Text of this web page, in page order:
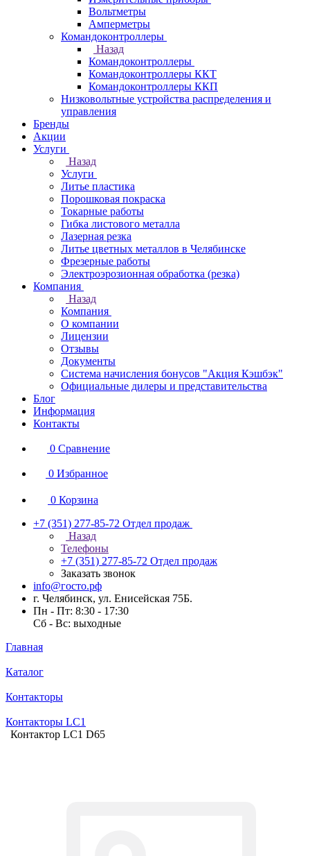
Вольтметры
Амперметры
Командоконтроллеры
Назад
Командоконтроллеры
Командоконтроллеры ККТ
Командоконтроллеры ККП
Низковольтные устройства распределения и
управления
Бренды
Акции
Услуги
Назад
Услуги
Литье пластика
Порошковая покраска
Токарные работы
Гибка листового металла
Лазерная резка
Литье цветных металлов в Челябинске
Фрезерные работы
Электроэрозионная обработка (резка)
Компания
Назад
Компания
О компании
Лицензии
Отзывы
Документы
Система начисления бонусов "Акция Кэшбэк"
Официальные дилеры и представительства
Блог
Информация
Контакты
0 Сравнение
0 Избранное
0 Корзина
+7 (351) 277-85-72 Отдел продаж
Назад
Телефоны
+7 (351) 277-85-72 Отдел продаж
Заказать звонок
info@госто.рф
г. Челябинск, ул. Енисейская 75Б.
Пн - Пт: 8:30 - 17:30
Сб - Вс: выходные
Главная
Каталог
Контакторы
Контакторы LC1
Контактор LC1 D65